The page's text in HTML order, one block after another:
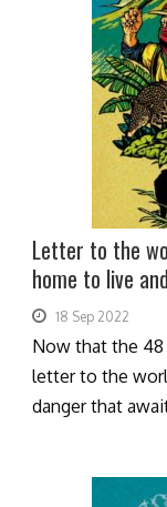
Letter to the
home to live
18 Sep 2022
Now that the 48
letter to the
danger that